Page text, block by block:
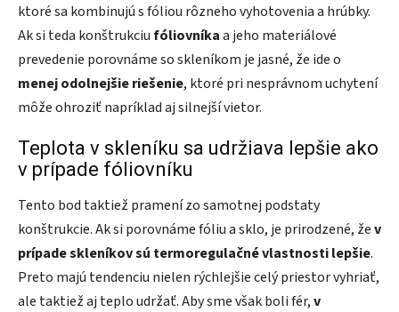
ktoré sa kombinujú s fóliou rôzneho vyhotovenia a hrúbky.
Ak si teda konštrukciufóliovníkaa jeho materiálové
prevedenie porovnáme so skleníkom je jasné, že ide o
menej odolnejšie riešenie, ktoré pri nesprávnom uchytení
môže ohroziť napríklad aj silnejší vietor.
Teplota v skleníku sa udržiava lepšie ako
v prípade fóliovníku
Tento bod taktiež pramení zo samotnej podstaty
konštrukcie. Ak si porovnáme fóliu a sklo, je prirodzené, žev
prípade skleníkov sú termoregulačné vlastnosti lepšie.
Preto majú tendenciu nielen rýchlejšie celý priestor vyhriať,
ale taktiež aj teplo udržať. Aby sme však boli fér,v